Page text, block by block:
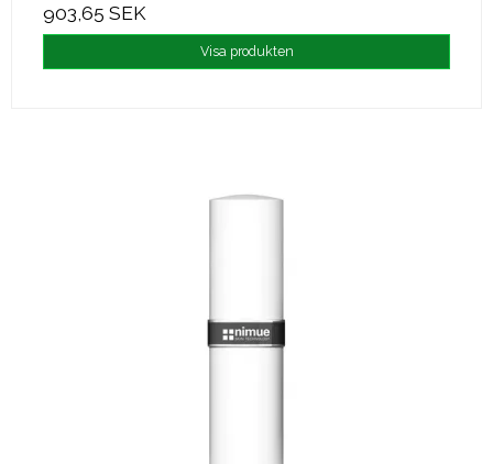
903,65 SEK
Visa produkten